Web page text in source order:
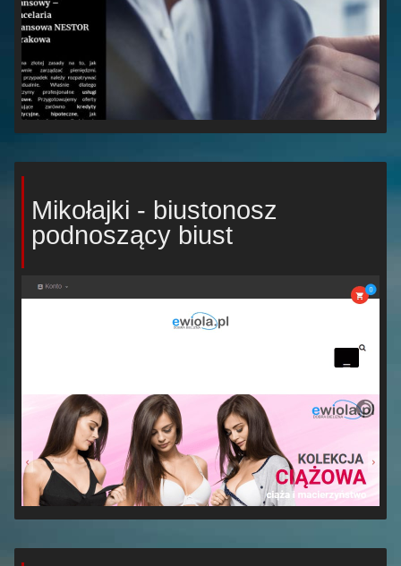
Mikołajki - biustonosz
podnoszący biust